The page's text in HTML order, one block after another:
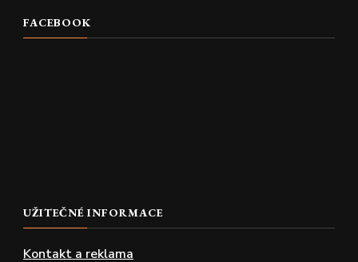
FACEBOOK
UŽITEČNÉ INFORMACE
Kontakt a reklama